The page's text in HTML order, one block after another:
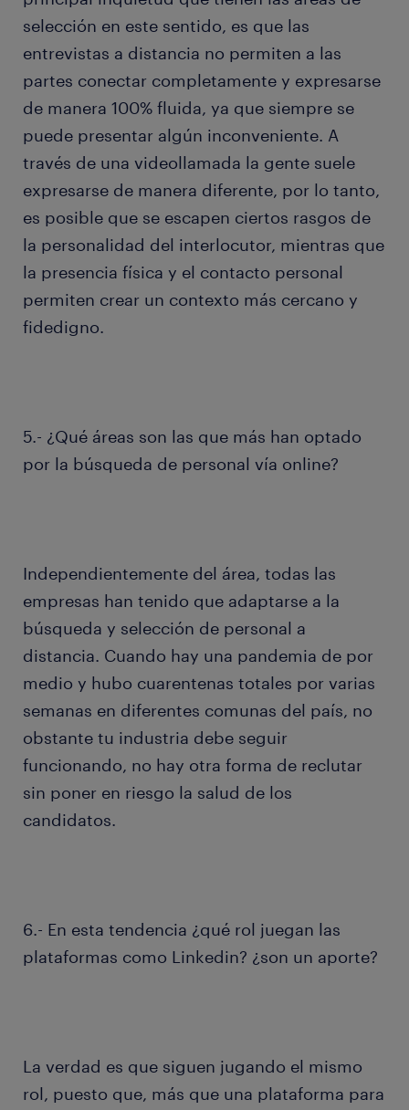
selección en este sentido, es que las
entrevistas a distancia no permiten a las
partes conectar completamente y expresarse
de manera 100% fluida, ya que siempre se
puede presentar algún inconveniente. A
través de una videollamada la gente suele
expresarse de manera diferente, por lo tanto,
es posible que se escapen ciertos rasgos de
la personalidad del interlocutor, mientras que
la presencia física y el contacto personal
permiten crear un contexto más cercano y
fidedigno.
5.- ¿Qué áreas son las que más han optado
por la búsqueda de personal vía online?
Independientemente del área, todas las
empresas han tenido que adaptarse a la
búsqueda y selección de personal a
distancia. Cuando hay una pandemia de por
medio y hubo cuarentenas totales por varias
semanas en diferentes comunas del país, no
obstante tu industria debe seguir
funcionando, no hay otra forma de reclutar
sin poner en riesgo la salud de los
candidatos.
6.- En esta tendencia ¿qué rol juegan las
plataformas como Linkedin? ¿son un aporte?
La verdad es que siguen jugando el mismo
rol, puesto que, más que una plataforma para